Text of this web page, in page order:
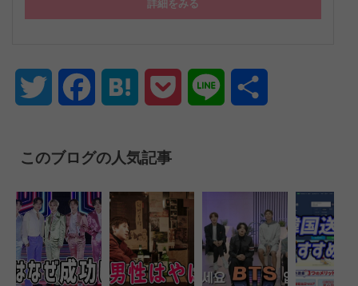
詳細をみる
Twitter FacebookHatena Pocket Line
このブログの人気記事